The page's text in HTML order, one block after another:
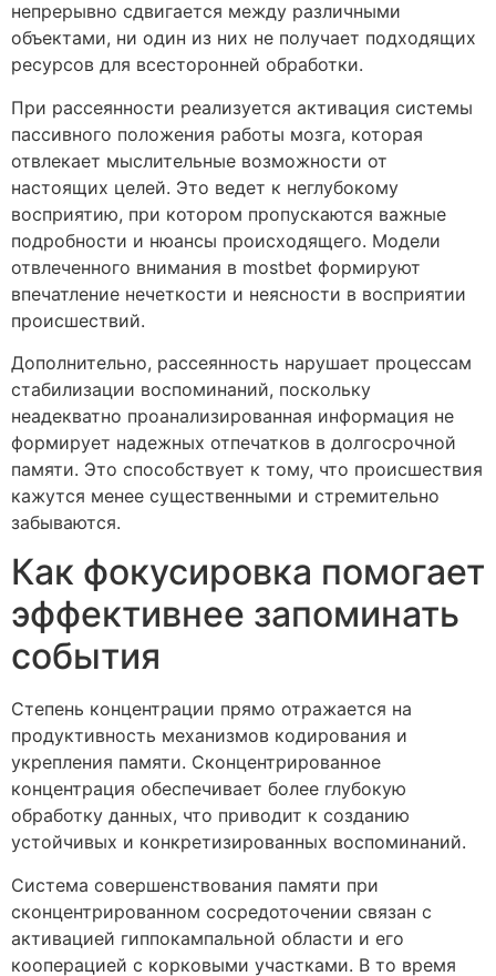
непрерывно сдвигается между различными
объектами, ни один из них не получает подходящих
ресурсов для всесторонней обработки.
При рассеянности реализуется активация системы
пассивного положения работы мозга, которая
отвлекает мыслительные возможности от
настоящих целей. Это ведет к неглубокому
восприятию, при котором пропускаются важные
подробности и нюансы происходящего. Модели
отвлеченного внимания в mostbet формируют
впечатление нечеткости и неясности в восприятии
происшествий.
Дополнительно, рассеянность нарушает процессам
стабилизации воспоминаний, поскольку
неадекватно проанализированная информация не
формирует надежных отпечатков в долгосрочной
памяти. Это способствует к тому, что происшествия
кажутся менее существенными и стремительно
забываются.
Как фокусировка помогает
эффективнее запоминать
события
Степень концентрации прямо отражается на
продуктивность механизмов кодирования и
укрепления памяти. Сконцентрированное
концентрация обеспечивает более глубокую
обработку данных, что приводит к созданию
устойчивых и конкретизированных воспоминаний.
Система совершенствования памяти при
сконцентрированном сосредоточении связан с
активацией гиппокампальной области и его
кооперацией с корковыми участками. В то время